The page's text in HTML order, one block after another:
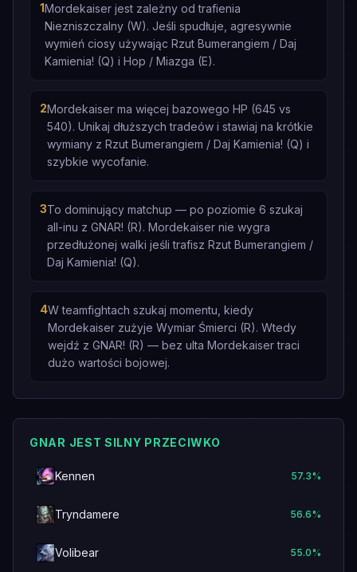
1Mordekaiser jest zależny od trafienia
Niezniszczalny (W). Jeśli spudłuje, agresywnie
wymień ciosy używając Rzut Bumerangiem / Daj
Kamienia! (Q) i Hop / Miazga (E).
2Mordekaiser ma więcej bazowego HP (645 vs
540). Unikaj dłuższych tradeów i stawiaj na krótkie
wymiany z Rzut Bumerangiem / Daj Kamienia! (Q) i
szybkie wycofanie.
3To dominujący matchup — po poziomie 6 szukaj
all-inu z GNAR! (R). Mordekaiser nie wygra
przedłużonej walki jeśli trafisz Rzut Bumerangiem /
Daj Kamienia! (Q).
4W teamfightach szukaj momentu, kiedy
Mordekaiser zużyje Wymiar Śmierci (R). Wtedy
wejdź z GNAR! (R) — bez ulta Mordekaiser traci
dużo wartości bojowej.
GNAR JEST SILNY PRZECIWKO
Kennen 57.3%
Tryndamere 56.6%
Volibear 55.0%